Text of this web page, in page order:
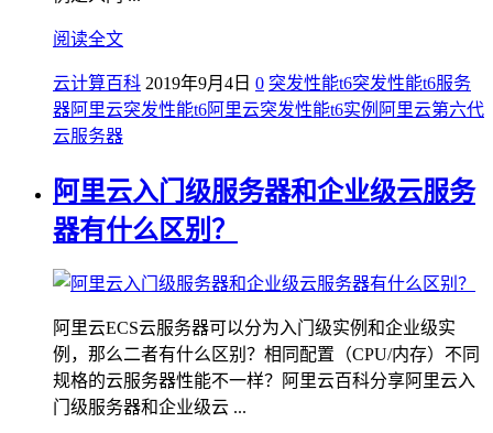
阅读全文
云计算百科 2019年9月4日 0 突发性能t6突发性能t6服务
器阿里云突发性能t6阿里云突发性能t6实例 阿里云第六代
云服务器
阿里云入门级服务器和企业级云服务
器有什么区别？
阿里云ECS云服务器可以分为入门级实例和企业级实
例，那么二者有什么区别？相同配置（CPU/内存）不同
规格的云服务器性能不一样？阿里云百科分享阿里云入
门级服务器和企业级云 ...